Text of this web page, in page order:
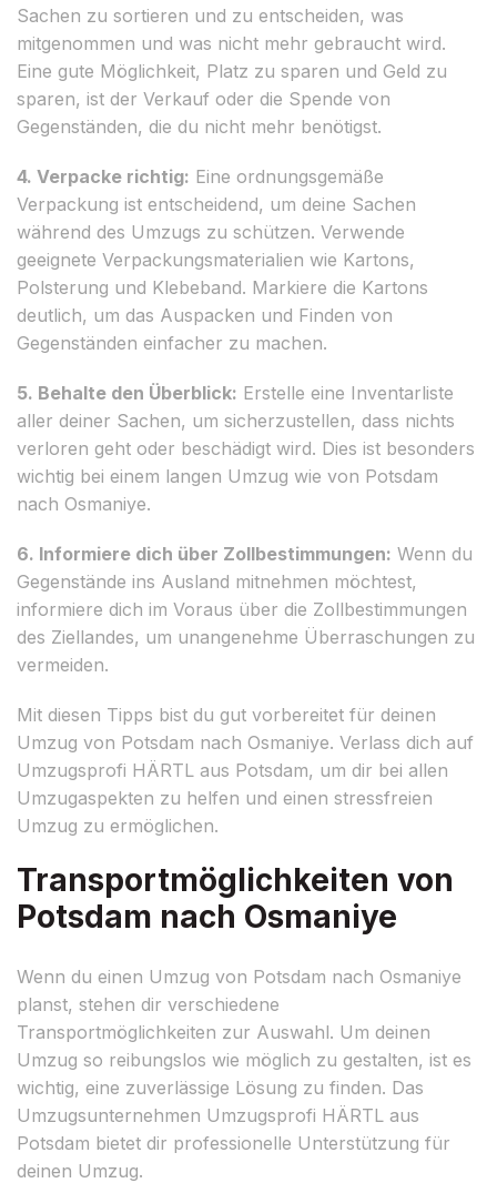
Sachen zu sortieren und zu entscheiden, was
mitgenommen und was nicht mehr gebraucht wird.
Eine gute Möglichkeit, Platz zu sparen und Geld zu
sparen, ist der Verkauf oder die Spende von
Gegenständen, die du nicht mehr benötigst.
4. Verpacke richtig: Eine ordnungsgemäße
Verpackung ist entscheidend, um deine Sachen
während des Umzugs zu schützen. Verwende
geeignete Verpackungsmaterialien wie Kartons,
Polsterung und Klebeband. Markiere die Kartons
deutlich, um das Auspacken und Finden von
Gegenständen einfacher zu machen.
5. Behalte den Überblick: Erstelle eine Inventarliste
aller deiner Sachen, um sicherzustellen, dass nichts
verloren geht oder beschädigt wird. Dies ist besonders
wichtig bei einem langen Umzug wie von Potsdam
nach Osmaniye.
6. Informiere dich über Zollbestimmungen: Wenn du
Gegenstände ins Ausland mitnehmen möchtest,
informiere dich im Voraus über die Zollbestimmungen
des Ziellandes, um unangenehme Überraschungen zu
vermeiden.
Mit diesen Tipps bist du gut vorbereitet für deinen
Umzug von Potsdam nach Osmaniye. Verlass dich auf
Umzugsprofi HÄRTL aus Potsdam, um dir bei allen
Umzugaspekten zu helfen und einen stressfreien
Umzug zu ermöglichen.
Transportmöglichkeiten von
Potsdam nach Osmaniye
Wenn du einen Umzug von Potsdam nach Osmaniye
planst, stehen dir verschiedene
Transportmöglichkeiten zur Auswahl. Um deinen
Umzug so reibungslos wie möglich zu gestalten, ist es
wichtig, eine zuverlässige Lösung zu finden. Das
Umzugsunternehmen Umzugsprofi HÄRTL aus
Potsdam bietet dir professionelle Unterstützung für
deinen Umzug.